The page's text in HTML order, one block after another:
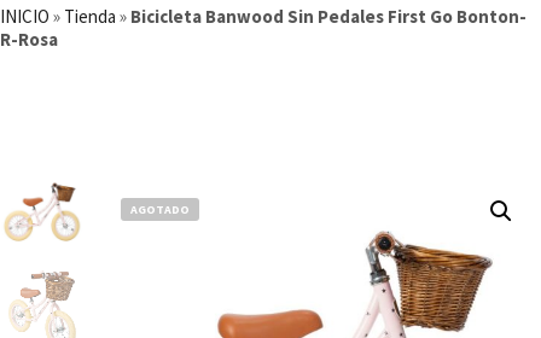
INICIO » Tienda » Bicicleta Banwood Sin Pedales First Go Bonton-
R-Rosa
AGOTADO